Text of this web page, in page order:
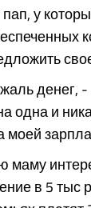
у
денег,
одна и
маму
в 5 тыс